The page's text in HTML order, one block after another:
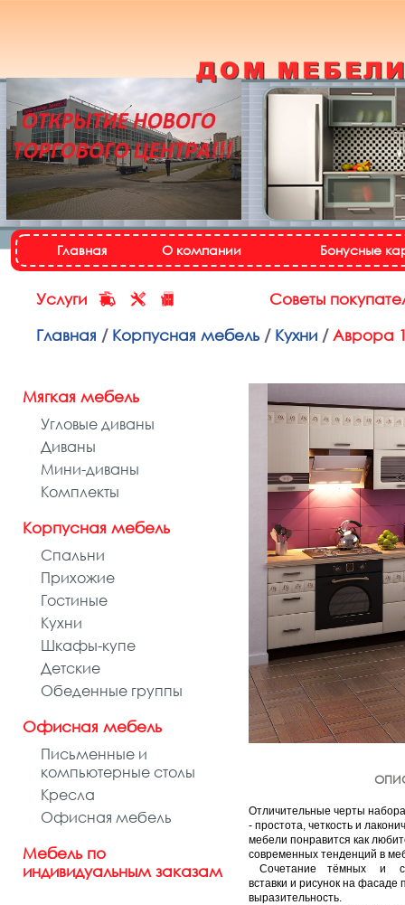
Кухонный гарнитур
«Настя»
Назад
Главная О компании Бонусные
Услуги
Советы
Главная / Корпусная мебель / Кухни /Аврора
Отличительные черты
- простота, четкость и
мебели понравится как
современных тенденций в
Сочетание тёмных и
вставки и рисунок на
выразительность.
Мягкая мебель
Угловые диваны
Диваны
Мини-диваны
Комплекты
Корпусная мебель
Спальни
Прихожие
Гостиные
Кухни
Шкафы-купе
Детские
Обеденные группы
Офисная мебель
Письменные и
компьютерные столы
Кресла
Офисная мебель
Мебель по
индивидуальным заказам